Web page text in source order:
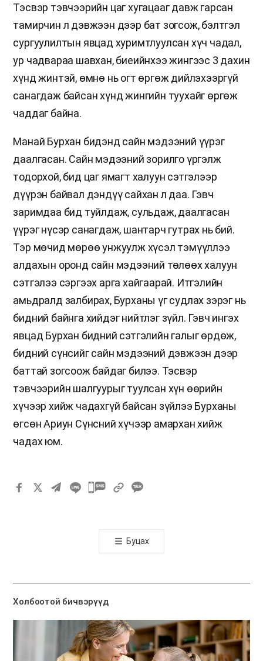
Тэсвэр тэвчээрийн цаг хугацааг давж гарсан
тамирчин л дэвжээн дээр бат зогсож, бэлтгэл
сургуулилтын явцад хуримтлуулсан хүч чадал,
ур чадвараа шавхан, биеийнхээ жингээс 3 дахин
хүнд жинтэй, өмнө нь огт өргөж дийлэхээргүй
санагдаж байсан хүнд жингийн туухайг өргөж
чаддаг байна.
Манай Бурхан бидэнд сайн мэдээний үүрэг
даалгасан. Сайн мэдээний зорилго үргэлж
тодорхой, бид цаг ямагт халуун сэтгэлээр
дүүрэн байвал дэндүү сайхан л даа. Гэвч
заримдаа бид туйлдаж, сульдаж, даалгасан
үүрэг нүсэр санагдаж, шантарч гутрах нь бий.
Тэр мөчид мөрөө унжуулж хүсэл тэмүүллээ
алдахын оронд сайн мэдээний төлөөх халуун
сэтгэлээ сэргээх арга хайгаарай. Итгэлийн
амьдралд залбирах, Бурханы үг судлах зэрэг нь
бидний байнга хийдэг нийтлэг зүйл. Гэвч ингэх
явцад Бурхан бидний сэтгэлийн галыг өрдөж,
бидний сүнсийг сайн мэдээний дэвжээн дээр
баттай зогсоож байдаг билээ. Тэсвэр
тэвчээрийн шалгуурыг туулсан хүн өөрийн
хүчээр хийж чадахгүй байсан зүйлээ Бурханы
өгсөн Ариун Сүнсний хүчээр амархан хийж
чадах юм.
카
톡
공
기
Буцах
Холбоотой бичвэрүүд